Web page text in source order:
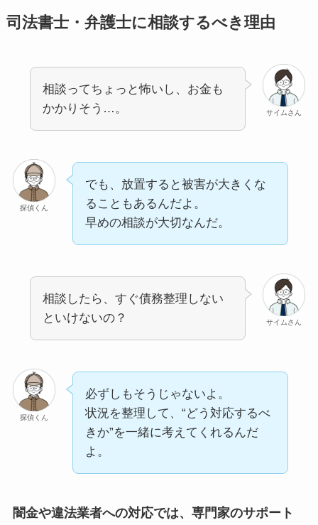
司法書士・弁護士に相談するべき理由
サイムさん
相談ってちょっと怖いし、お金も
かかりそう…。
探偵くん
でも、放置すると被害が大きくな
ることもあるんだよ。
早めの相談が大切なんだ。
サイムさん
相談したら、すぐ債務整理しない
といけないの？
探偵くん
必ずしもそうじゃないよ。
状況を整理して、“どう対応するべ
きか”を一緒に考えてくれるんだ
よ。
闇金や違法業者への対応では、専門家のサポート